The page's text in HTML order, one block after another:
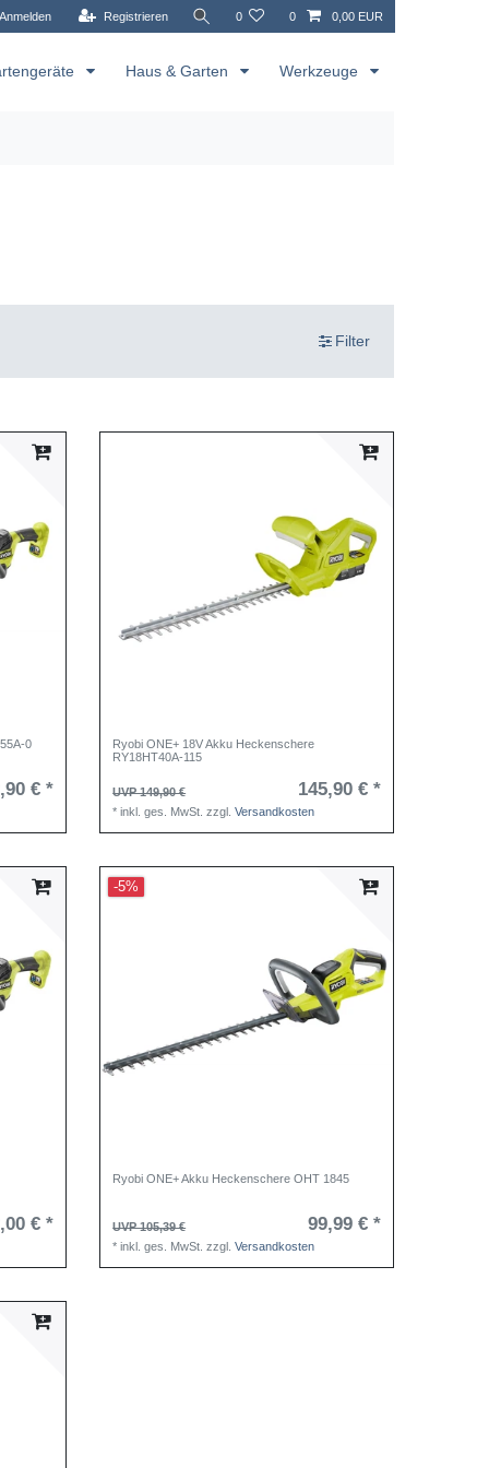
Anmelden Registrieren 0 0 0,00 EUR
Haus & Garten Werkzeuge
Filter
0
€ *
Ryobi ONE+ 18V Akku Heckenschere
RY18HT40A-115
UVP 149,90 € 145,90 € *
*inkl. ges. MwSt. zzgl.Versandkosten
€ *
-5%
Ryobi ONE+ Akku Heckenschere OHT 1845
UVP 105,39 € 99,99 € *
*inkl. ges. MwSt. zzgl.Versandkosten